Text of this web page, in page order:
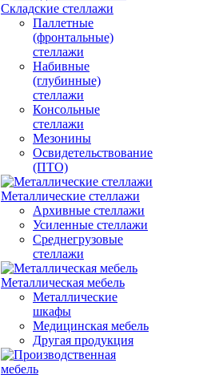
Складские стеллажи
Паллетные
(фронтальные)
стеллажи
Набивные
(глубинные)
стеллажи
Консольные
стеллажи
Мезонины
Освидетельствование
(ПТО)
Металлические стеллажи
Архивные стеллажи
Усиленные стеллажи
Среднегрузовые
стеллажи
Металлическая мебель
Металлические
шкафы
Медицинская мебель
Другая продукция